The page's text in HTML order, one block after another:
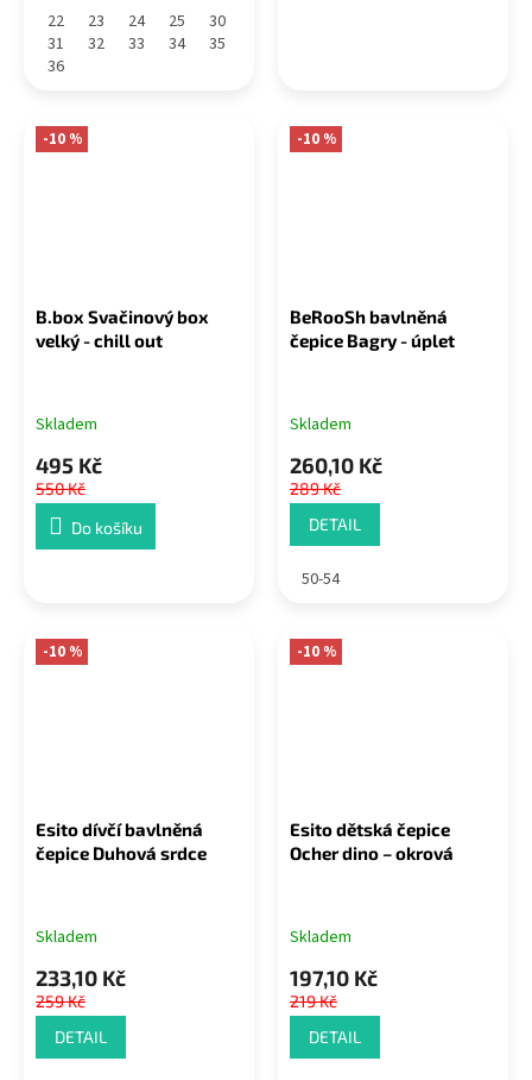
22 23 24 25
30
31
32 33 34
35
36
-10 %
B.box Svačinový box
velký - chill out
Skladem
495 Kč
550 Kč
Do košíku
-10 %
BeRooSh bavlněná
čepice Bagry - úplet
Skladem
260,10 Kč
289 Kč
DETAIL
50-54
-10 %
Esito dívčí bavlněná
čepice Duhová srdce
Skladem
233,10 Kč
259 Kč
DETAIL
-10 %
Esito dětská čepice
Ocher dino – okrová
Skladem
197,10 Kč
219 Kč
DETAIL